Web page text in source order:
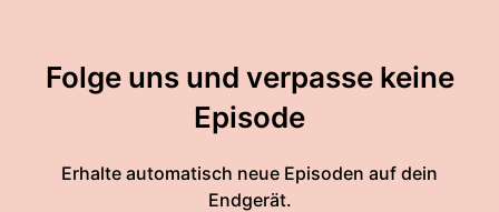
Folge uns und verpasse keine
Episode
Erhalte automatisch neue Episoden auf dein
Endgerät.